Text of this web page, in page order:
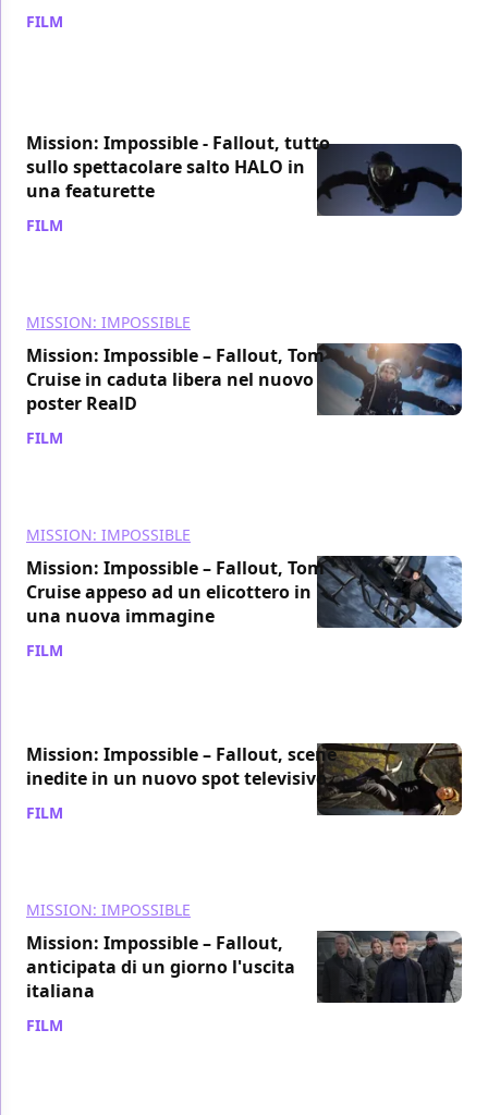
FILM
Mission: Impossible - Fallout, tutto
sullo spettacolare salto HALO in
una featurette
FILM
MISSION: IMPOSSIBLE
Mission: Impossible – Fallout, Tom
Cruise in caduta libera nel nuovo
poster RealD
FILM
MISSION: IMPOSSIBLE
Mission: Impossible – Fallout, Tom
Cruise appeso ad un elicottero in
una nuova immagine
FILM
Mission: Impossible – Fallout, scene
inedite in un nuovo spot televisivo
FILM
MISSION: IMPOSSIBLE
Mission: Impossible – Fallout,
anticipata di un giorno l'uscita
italiana
FILM